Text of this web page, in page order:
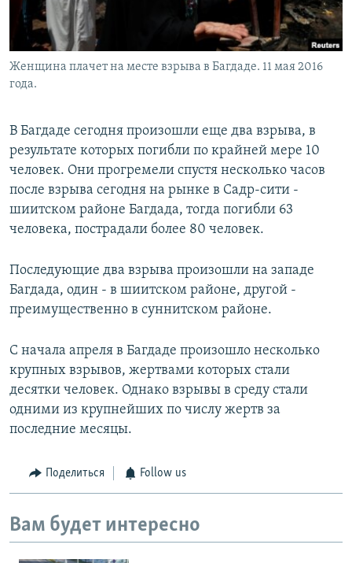
Женщина плачет на месте взрыва в Багдаде. 11 мая 2016
года.
В Багдаде сегодня произошли еще два взрыва, в
результате которых погибли по крайней мере 10
человек. Они прогремели спустя несколько часов
после взрыва сегодня на рынке в Садр-сити -
шиитском районе Багдада, тогда погибли 63
человека, пострадали более 80 человек.
Последующие два взрыва произошли на западе
Багдада, один - в шиитском районе, другой -
преимущественно в суннитском районе.
С начала апреля в Багдаде произошло несколько
крупных взрывов, жертвами которых стали
десятки человек. Однако взрывы в среду стали
одними из крупнейших по числу жертв за
последние месяцы.
Поделиться Follow us
Вам будет интересно